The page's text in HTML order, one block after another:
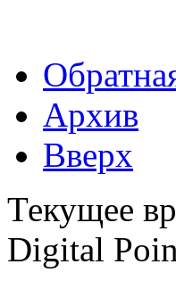
Архив
Вверх
Текущее
Digital